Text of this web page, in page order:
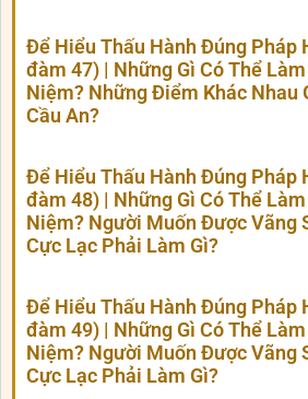
Để Hiểu Thấu Hành Đúng Pháp
đàm 47) | Những Gì Có Thể
Niệm? Những Điểm Khác Nhau
Cầu An?
Để Hiểu Thấu Hành Đúng Pháp
đàm 48) | Những Gì Có Thể
Niệm? Người Muốn Được Vãng
Cực Lạc Phải Làm Gì?
Để Hiểu Thấu Hành Đúng Pháp
đàm 49) | Những Gì Có Thể
Niệm? Người Muốn Được Vãng
Cực Lạc Phải Làm Gì?